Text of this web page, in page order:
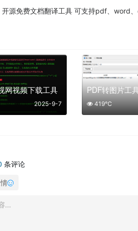
开源免费文档翻译工具 可支持pdf、word
网视频下载工具
2025-9-7
PDF转图片工
419℃
条评论